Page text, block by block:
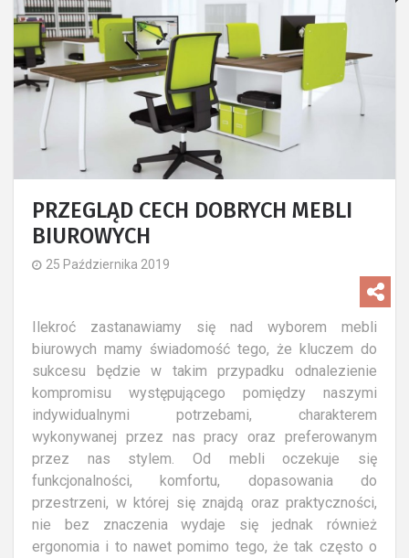
PRZEGLĄD CECH DOBRYCH MEBLI
BIUROWYCH
25 Października 2019
Ilekroć zastanawiamy się nad wyborem mebli
biurowych mamy świadomość tego, że kluczem do
sukcesu będzie w takim przypadku odnalezienie
kompromisu występującego pomiędzy naszymi
indywidualnymi potrzebami, charakterem
wykonywanej przez nas pracy oraz preferowanym
przez nas stylem. Od mebli oczekuje się
funkcjonalności, komfortu, dopasowania do
przestrzeni, w której się znajdą oraz praktyczności,
nie bez znaczenia wydaje się jednak również
ergonomia i to nawet pomimo tego, że tak często o